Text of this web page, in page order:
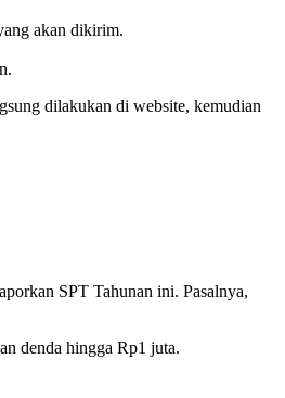
akan dikirim.
dilakukan di website, kemudian
SPT Tahunan ini. Pasalnya,
denda hingga Rp1 juta.